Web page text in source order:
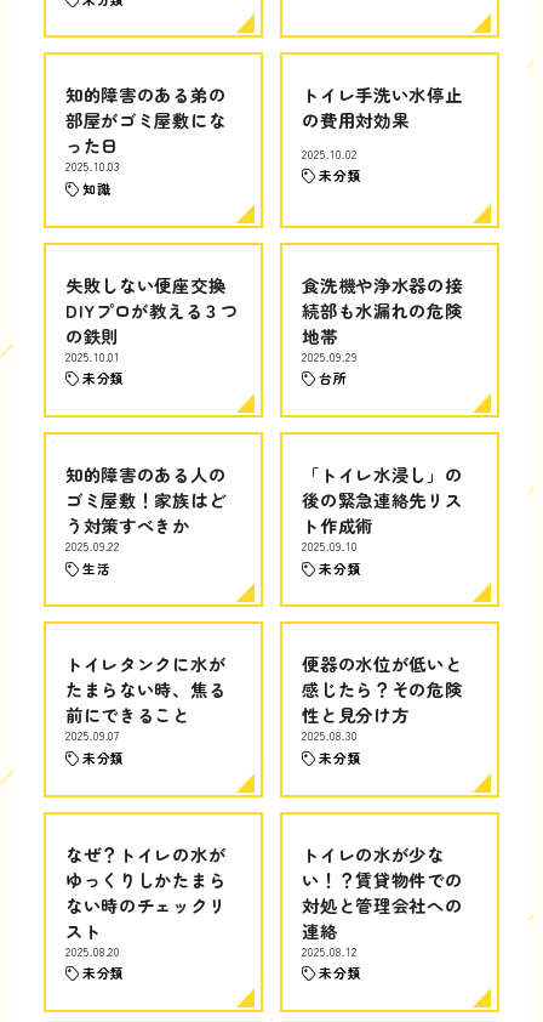
知的障害のある弟の
部屋がゴミ屋敷にな
った日
2025.10.03
知識
トイレ手洗い水停止
の費用対効果
2025.10.02
未分類
失敗しない便座交換
DIYプロが教える３つ
の鉄則
2025.10.01
未分類
食洗機や浄水器の接
続部も水漏れの危険
地帯
2025.09.29
台所
知的障害のある人の
ゴミ屋敷！家族はど
う対策すべきか
2025.09.22
生活
「トイレ水浸し」の
後の緊急連絡先リス
ト作成術
2025.09.10
未分類
トイレタンクに水が
たまらない時、焦る
前にできること
2025.09.07
未分類
便器の水位が低いと
感じたら？その危険
性と見分け方
2025.08.30
未分類
なぜ？トイレの水が
ゆっくりしかたまら
ない時のチェックリ
スト
2025.08.20
未分類
トイレの水が少な
い！？賃貸物件での
対処と管理会社への
連絡
2025.08.12
未分類